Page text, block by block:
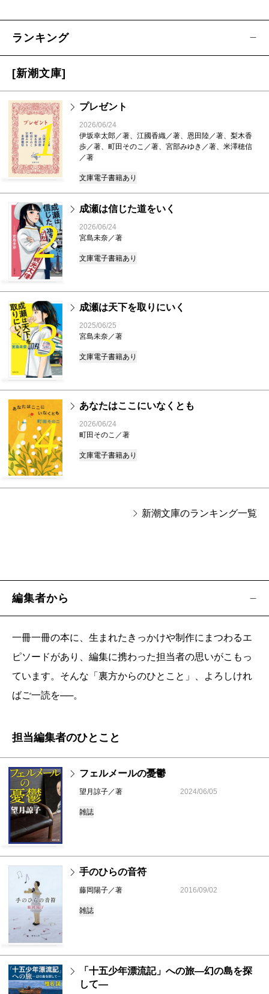
ランキング
[新潮文庫]
1
プレゼント
2026/06/24
伊坂幸太郎／著、江國香織／著、恩田陸／著、梨木香
歩／著、町田そのこ／著、宮部みゆき／著、米澤穂信
／著
文庫電子書籍あり
2
成瀬は信じた道をいく
2026/06/24
宮島未奈／著
文庫電子書籍あり
3
成瀬は天下を取りにいく
2025/06/25
宮島未奈／著
文庫電子書籍あり
4
あなたはここにいなくとも
2026/06/24
町田そのこ／著
文庫電子書籍あり
新潮文庫のランキング一覧
編集者から
一冊一冊の本に、生まれたきっかけや制作にまつわるエ
ピソードがあり、編集に携わった担当者の思いがこもっ
ています。そんな「裏方からのひとこと」、よろしけれ
ばご一読を──。
担当編集者のひとこと
フェルメールの憂鬱
望月諒子／著 2024/06/05
雑誌
手のひらの音符
藤岡陽子／著 2016/09/02
雑誌
「十五少年漂流記」への旅―幻の島を探
して―